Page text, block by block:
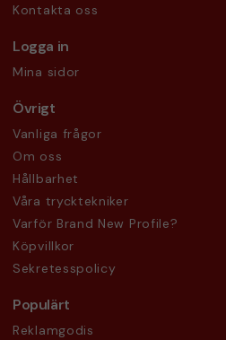
Kontakta oss
Logga in
Mina sidor
Övrigt
Vanliga frågor
Om oss
Hållbarhet
Våra trycktekniker
Varför Brand New Profile?
Köpvillkor
Sekretesspolicy
Populärt
Reklamgodis